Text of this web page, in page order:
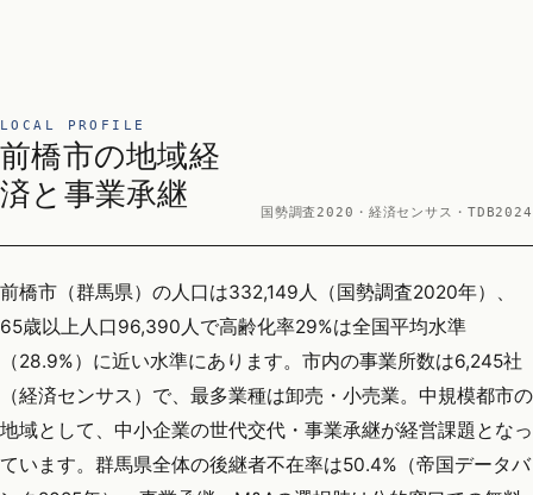
LOCAL PROFILE
前橋市の地域経
済と事業承継
国勢調査2020・経済センサス・TDB2024
前橋市（群馬県）の人口は332,149人（国勢調査2020年）、
65歳以上人口96,390人で高齢化率29%は全国平均水準
（28.9%）に近い水準にあります。市内の事業所数は6,245社
（経済センサス）で、最多業種は卸売・小売業。中規模都市の
地域として、中小企業の世代交代・事業承継が経営課題となっ
ています。群馬県全体の後継者不在率は50.4%（帝国データバ